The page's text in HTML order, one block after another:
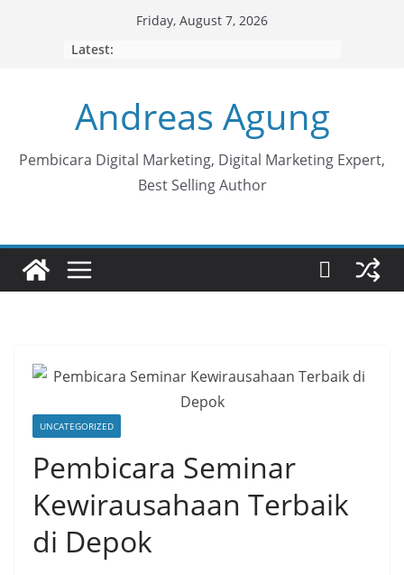
Friday, August 7, 2026
Latest:
Andreas Agung
Pembicara Digital Marketing, Digital Marketing Expert,
Best Selling Author
UNCATEGORIZED
Pembicara Seminar
Kewirausahaan Terbaik
di Depok